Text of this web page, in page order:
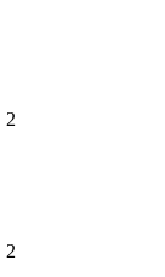
2
2